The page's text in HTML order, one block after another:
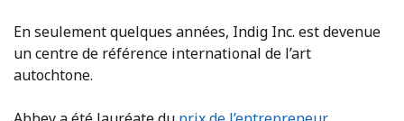
En seulement quelques années, Indig Inc. est devenue
un centre de référence international de l’art
autochtone.